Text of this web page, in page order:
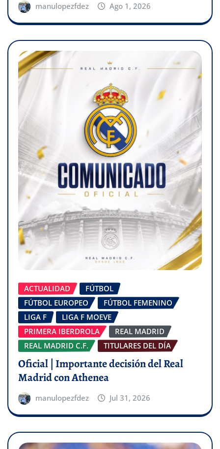
manulopezfdez Ago 1, 2026
ACTUALIDAD
FÚTBOL
FÚTBOL EUROPEO
FÚTBOL FEMENINO
LIGA F
LIGA F MOEVE
PRIMERA IBERDROLA
REAL MADRID
REAL MADRID C.F.
TITULARES DEL DÍA
Oficial | Importante decisión del Real
Madrid con Athenea
manulopezfdez Jul 31, 2026